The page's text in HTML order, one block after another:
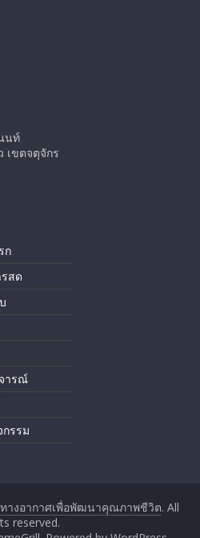
นท์
เขตจตุจักร
ก
สด
ารณ์
รรม
ทางอากาศ​เพื่อพัฒนาคุณภาพชีวิต. All
reserved.